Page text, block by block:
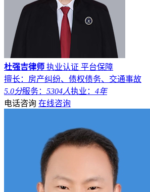
杜强吉律师 执业认证 平台保障
擅长：房产纠纷、债权债务、交通事故
5.0分服务： 5304人执业： 4年
电话咨询 在线咨询